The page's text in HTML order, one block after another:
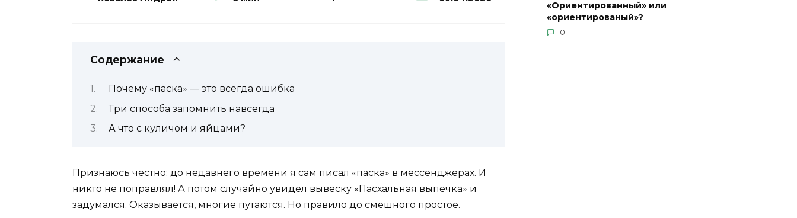
Содержание
Почему «паска» — это всегда ошибка
Три способа запомнить навсегда
А что с куличом и яйцами?
Признаюсь честно: до недавнего времени я сам писал «паска» в мессенджерах. И
никто не поправлял! А потом случайно увидел вывеску «Пасхальная выпечка» и
задумался. Оказывается, многие путаются. Но правило до смешного простое.
«Ориентированный» или
«ориентированый»?
0